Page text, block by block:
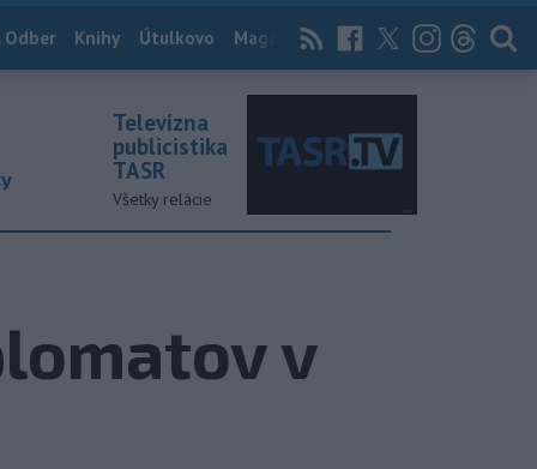
Odber Knihy Útulkovo Magazín News Now Archív
Televízna
publicistika
TASR
Všetky relácie
v